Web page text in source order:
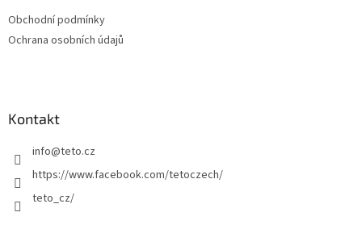
Obchodní podmínky
Ochrana osobních údajů
Kontakt
info@teto.cz
https://www.facebook.com/tetoczech/
teto_cz/